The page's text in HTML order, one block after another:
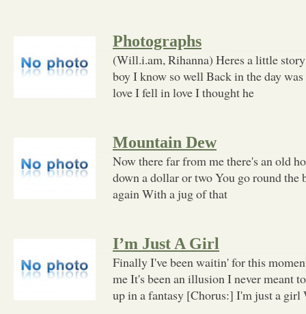
Photographs
(Will.i.am, Rihanna) Heres a little
boy I know so well Back in the day
love I fell in love I thought he
Mountain Dew
Now there far from me there's an old
down a dollar or two You go round the
again With a jug of that
I’m Just A Girl
Finally I've been waitin' for this
me It's been an illusion I never meant
up in a fantasy [Chorus:] I'm just a girl